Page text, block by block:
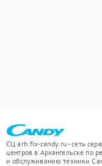
СЦ arh.fix-candy.ru - сеть
центров в Архангельске по
и обслуживанию техники